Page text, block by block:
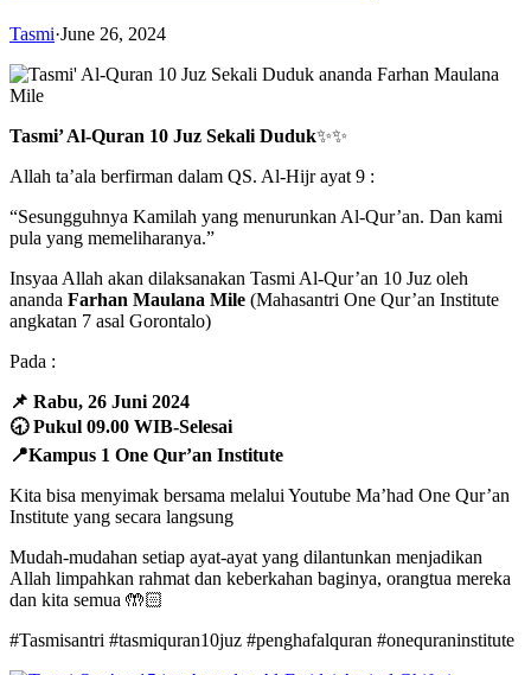
Tasmi·June 26, 2024
Tasmi’ Al-Quran 10 Juz Sekali Duduk✨✨
Allah ta’ala berfirman dalam QS. Al-Hijr ayat 9 :
“Sesungguhnya Kamilah yang menurunkan Al-Qur’an. Dan kami
pula yang memeliharanya.”
Insyaa Allah akan dilaksanakan Tasmi Al-Qur’an 10 Juz oleh
ananda Farhan Maulana Mile (Mahasantri One Qur’an Institute
angkatan 7 asal Gorontalo)
Pada :
📌 Rabu, 26 Juni 2024
🕣 Pukul 09.00 WIB-Selesai
📍Kampus 1 One Qur’an Institute
Kita bisa menyimak bersama melalui Youtube Ma’had One Qur’an
Institute yang secara langsung
Mudah-mudahan setiap ayat-ayat yang dilantunkan menjadikan
Allah limpahkan rahmat dan keberkahan baginya, orangtua mereka
dan kita semua 🤲🏻
#Tasmisantri #tasmiquran10juz #penghafalquran #onequraninstitute